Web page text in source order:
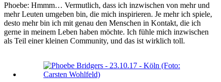
Phoebe: Hmmm… Vermutlich, dass ich inzwischen von mehr und
mehr Leuten umgeben bin, die mich inspirieren. Je mehr ich spiele,
desto mehr bin ich mit genau den Menschen in Kontakt, die ich
gerne in meinem Leben haben möchte. Ich fühle mich inzwischen
als Teil einer kleinen Community, und das ist wirklich toll.